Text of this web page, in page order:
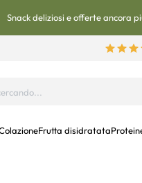
Snack deliziosi e offerte ancora
Frutta disidratata